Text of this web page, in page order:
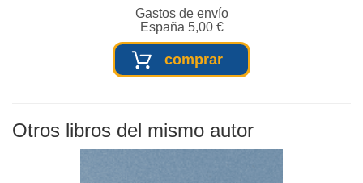
Gastos de envío
España 5,00 €
comprar
Otros libros del mismo autor